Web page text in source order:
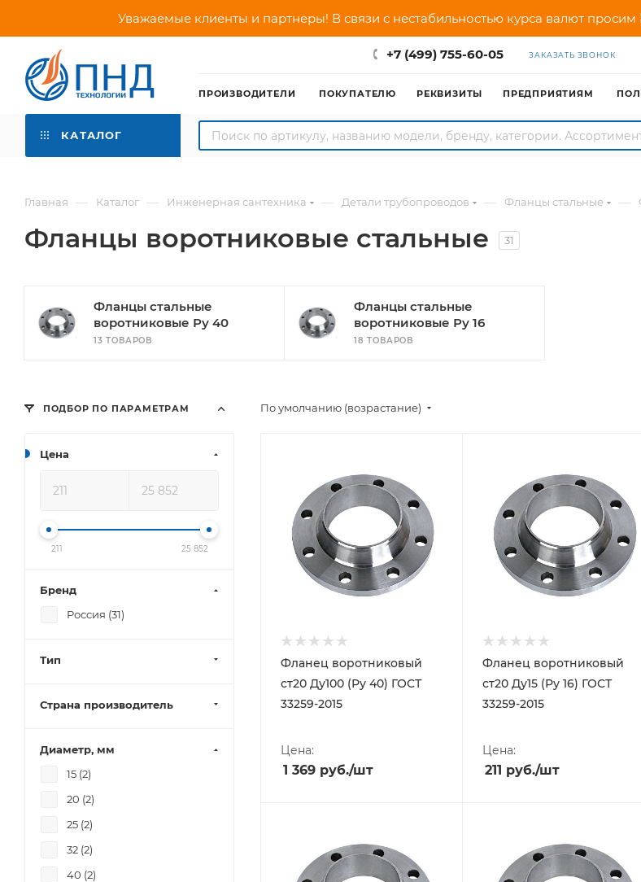
Уважаемые клиенты и партнеры! В связи с нестабильностью курса валют
+7 (499) 755-60-05 ЗАКАЗАТЬ ЗВОНОК
ПРОИЗВОДИТЕЛИ ПОКУПАТЕЛЮ РЕКВИЗИТЫ ПРЕДПРИЯТИЯМ
КАТАЛОГ
Главная — Каталог — Инженерная сантехника — Детали трубопроводов — Фланцы стальные —
Фланцы воротниковые стальные 31
Фланцы стальные
воротниковые Ру 40
13 ТОВАРОВ
Фланцы стальные
воротниковые Ру 16
18 ТОВАРОВ
По умолчанию (возрастание)
Фланец воротниковый
ст20 Ду100 (Ру 40) ГОСТ
33259-2015
Цена:
1 369 руб./шт
Фланец воротниковый
ст20 Ду15 (Ру 16) ГОСТ
33259-2015
Цена:
211 руб./шт
ПОДБОР ПО ПАРАМЕТРАМ
Цена
211 25 852
Бренд
Россия (31)
Тип
Страна производитель
Диаметр, мм
15 (2)
20 (2)
25 (2)
32 (2)
40 (2)